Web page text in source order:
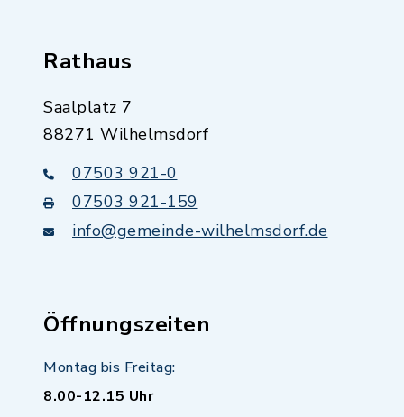
Rathaus
Saalplatz 7
88271 Wilhelmsdorf
07503 921-0
07503 921-159
info@gemeinde-wilhelmsdorf.de
Öffnungszeiten
Montag bis Freitag:
8.00-12.15 Uhr